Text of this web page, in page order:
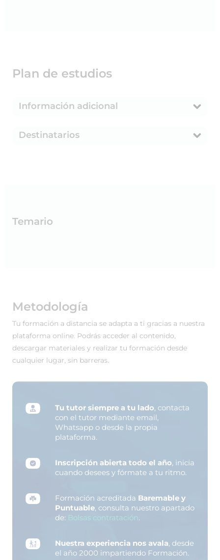
Plan de estudios
Información adicional
Destinatarios
Temario
Metodología
Tu formación a distancia se adapta a ti gracias a nuestra
plataforma online. Podrás acceder al contenido,
descargar materiales y realizar tu formación desde
cualquier lugar, sin barreras.
Tu tutor siempre a tu lado, contacta
con el tutor mediante email,
Whatsapp o desde la propia
plataforma.
Inscripción abierta todo el año, inicia
cuando desees y fórmate a tu ritmo.
Formación acreditada Baremable y
Puntuable, consulta nuestro apartado
de: Bolsas contratación.
Nuestra experiencia nos avala, desde
el año 2000 impartiendo Formación.